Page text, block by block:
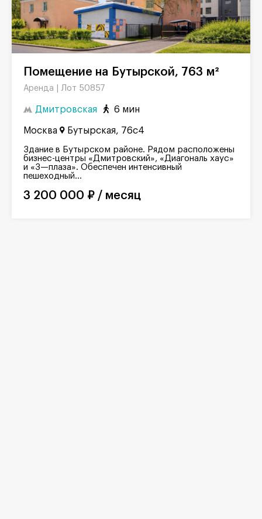
Помещение на Бутырской, 763 м²
Аренда | Лот 50857
Дмитровская 6 мин
Москва Бутырская, 76с4
Здание в Бутырском районе. Рядом расположены
бизнес-центры «Дмитровский», «Диагональ хаус»
и «З—плаза». Обеспечен интенсивный
пешеходный...
3 200 000 ₽ / месяц